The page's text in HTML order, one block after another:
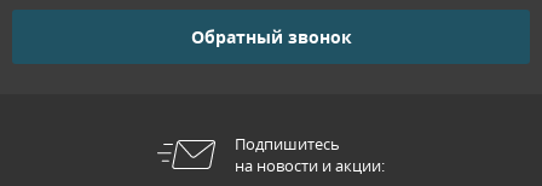
Обратный звонок
Подпишитесь
на новости и акции: